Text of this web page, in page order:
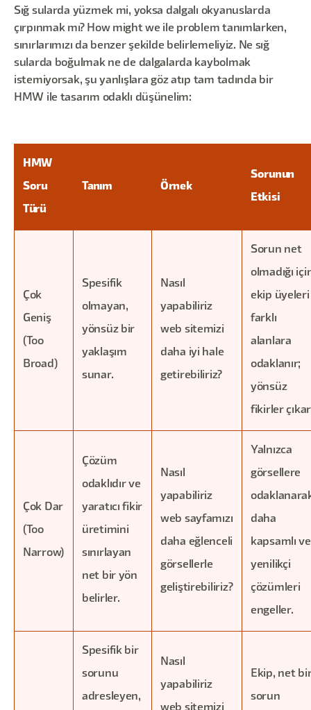
Sığ sularda yüzmek mi, yoksa dalgalı okyanuslarda
çırpınmak mı? How might we ile problem tanımlarken,
sınırlarımızı da benzer şekilde belirlemeliyiz. Ne sığ
sularda boğulmak ne de dalgalarda kaybolmak
istemiyorsak, şu yanlışlara göz atıp tam tadında bir
HMW ile tasarım odaklı düşünelim:
HMW
Soru
Türü
Tanım Örnek
Sorunun
Etkisi
Çok
Geniş
(Too
Broad)
Spesifik
olmayan,
yönsüz bir
yaklaşım
sunar.
Nasıl
yapabiliriz
web sitemizi
daha iyi hale
getirebiliriz?
Sorun net
olmadığı
ekip üyeleri
farklı
alanlara
odaklanır;
yönsüz
fikirler
Çok Dar
(Too
Narrow)
Çözüm
odaklıdır ve
yaratıcı fikir
üretimini
sınırlayan
net bir yön
belirler.
Nasıl
yapabiliriz
web sayfamızı
daha eğlenceli
görsellerle
geliştirebiliriz?
Yalnızca
görsellere
daha
kapsamlı ve
yenilikçi
çözümleri
engeller.
Spesifik bir
sorunu
adresleyen,
Nasıl
yapabiliriz
web sitemizi
Ekip, net
sorun